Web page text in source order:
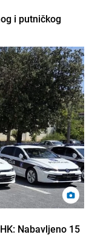
i putničkog
Nabavljeno 15